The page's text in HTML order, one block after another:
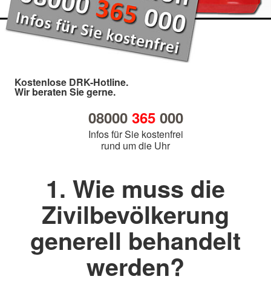
Kostenlose DRK-Hotline.
Wir beraten Sie gerne.
08000 365000
Infos für Sie kostenfrei
rund um die Uhr
1. Wie muss die
Zivilbevölkerung
generell behandelt
werden?